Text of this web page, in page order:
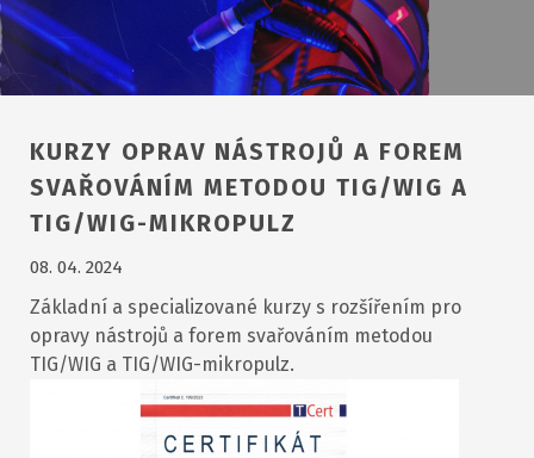
KURZY OPRAV NÁSTROJŮ A FOREM
SVAŘOVÁNÍM METODOU TIG/WIG A
TIG/WIG-MIKROPULZ
08. 04. 2024
Základní a specializované kurzy s rozšířením pro
opravy nástrojů a forem svařováním metodou
TIG/WIG a TIG/WIG-mikropulz.